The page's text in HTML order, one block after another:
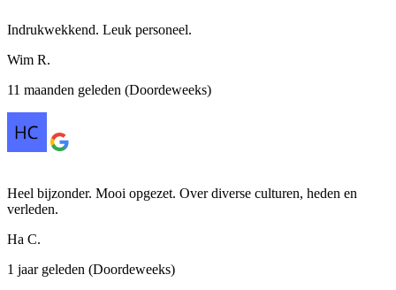
Indrukwekkend. Leuk personeel.
Wim R.
11 maanden geleden (Doordeweeks)
Heel bijzonder. Mooi opgezet. Over diverse culturen, heden en
verleden.
Ha C.
1 jaar geleden (Doordeweeks)